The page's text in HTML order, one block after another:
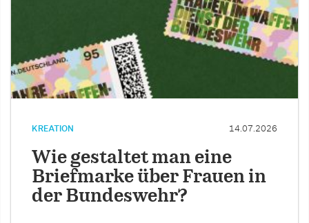
KREATION 14.07.2026
Wie gestaltet man eine
Briefmarke über Frauen in
der Bundeswehr?